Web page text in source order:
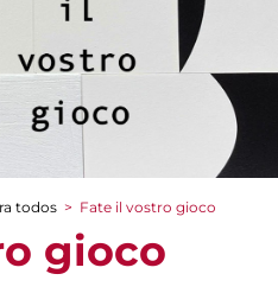
todos > Fate il vostro gioco
gioco